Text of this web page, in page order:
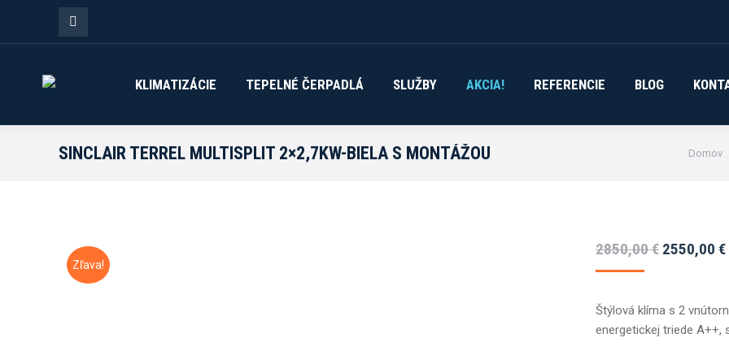
Facebook
in
new
KLIMATIZÁCIE TEPELNÉ ČERPADLÁ SLUŽBY AKCIA! REFERENCIE BLOG
SINCLAIR TERREL MULTISPLIT 2×2,7KW-BIELA S MONTÁŽOU You
Domov
Zľava!
2850,00€ Pôvodná
2850,00 €.
2550,00 €
Štýlová klíma s 2
energetickej triede A++,